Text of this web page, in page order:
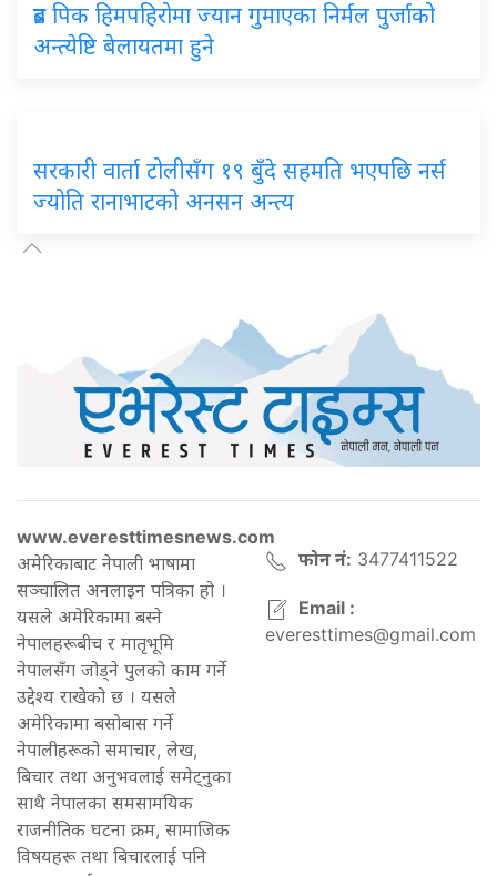
ब्रड पिक हिमपहिरोमा ज्यान गुमाएका निर्मल पुर्जाको
अन्त्येष्टि बेलायतमा हुने
सरकारी वार्ता टोलीसँग १९ बुँदे सहमति भएपछि नर्स
ज्योति रानाभाटको अनसन अन्त्य
www.everesttimesnews.com
अमेरिकाबाट नेपाली भाषामा
सञ्चालित अनलाइन पत्रिका हो ।
यसले अमेरिकामा बस्ने
नेपालहरूबीच र मातृभूमि
नेपालसँग जोड्ने पुलको काम गर्ने
उद्देश्य राखेको छ । यसले
अमेरिकामा बसोबास गर्ने
नेपालीहरूको समाचार, लेख,
बिचार तथा अनुभवलाई समेट्नुका
साथै नेपालका समसामयिक
राजनीतिक घटना क्रम, सामाजिक
विषयहरू तथा बिचारलाई पनि
फोन नं: 3477411522
Email :
everesttimes@gmail.com